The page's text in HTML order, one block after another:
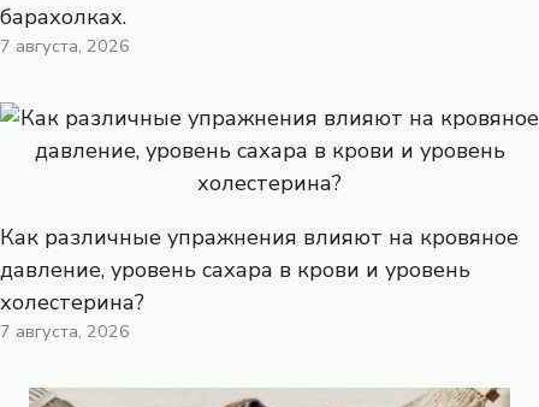
барахолках.
7 августа, 2026
Как различные упражнения влияют на кровяное
давление, уровень сахара в крови и уровень
холестерина?
7 августа, 2026